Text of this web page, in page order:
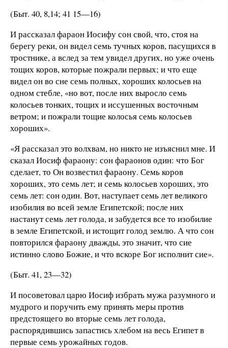
(Быт. 40, 8,14; 41 15—16)
И рассказал фараон Иосифу сон свой, что, стоя на
берегу реки, он видел семь тучных коров, пасущихся в
тростнике, а вслед за тем увидел других, но уже очень
тощих коров, которые пожрали первых; и что еще
видел он во сне семь полных, хороших колосьев на
одном стебле, «но вот, после них выросло семь
колосьев тонких, тощих и иссушенных восточным
ветром; и пожрали тощие колосья семь колосьев
хороших».
«Я рассказал это волхвам, но никто не изъяснил мне. И
сказал Иосиф фараону: сон фараонов один: что Бог
сделает, то Он возвестил фараону. Семь коров
хороших, это семь лет; и семь колосьев хороших, это
семь лет: сон один. Вот, наступает семь лет великого
изобилия во всей земле Египетской; после них
настанут семь лет голода, и забудется все то изобилие
в земле Египетской, и истощит голод землю. А что сон
повторился фараону дважды, это значит, что сие
истинно слово Божие, и что вскоре Бог исполнит сие».
(Быт. 41, 23—32)
И посоветовал царю Иосиф избрать мужа разумного и
мудрого и поручить ему принять меры против
предстоящего во вторые семь лет голода,
распорядившись запастись хлебом на весь Египет в
первые семь урожайных годов.